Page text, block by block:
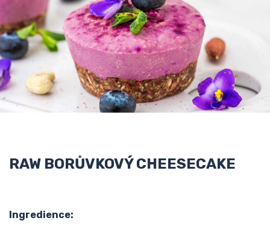
RAW BORŮVKOVÝ CHEESECAKE
Ingredience: